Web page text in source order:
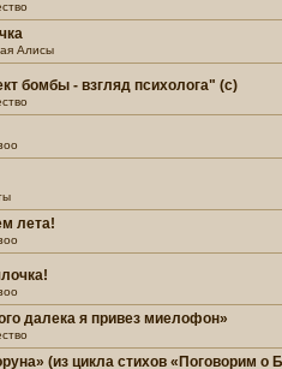
Алисы
бомбы - взгляд психолога" (c)
лета!
далека я привез миелофон»
(из цикла стихов «Поговорим о